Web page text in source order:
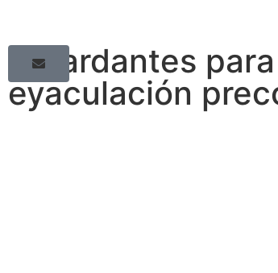
Retardantes
eyaculación